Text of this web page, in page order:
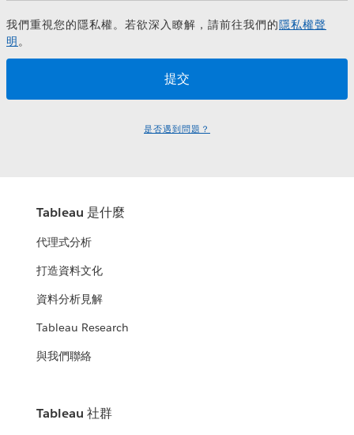
我們重視您的隱私權。若欲深入瞭解，請前往我們的隱私權聲
明。
是否遇到問題？
Tableau 是什麼
代理式分析
打造資料文化
資料分析見解
Tableau Research
與我們聯絡
Tableau 社群